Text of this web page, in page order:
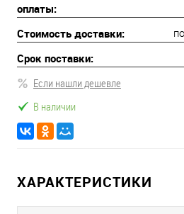
оплаты:
Стоимость доставки:
Срок поставки:
Если нашли дешевле
В наличии
ХАРАКТЕРИСТИКИ